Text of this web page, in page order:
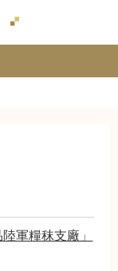
軍糧秣支廠」